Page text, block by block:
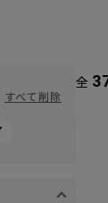
すべて削除
全